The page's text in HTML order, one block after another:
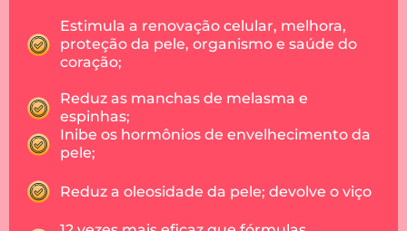
Estimula a renovação celular, melhora,
proteção da pele, organismo e saúde do
coração;
Reduz as manchas de melasma e
espinhas;
Inibe os hormônios de envelhecimento da
pele;
Reduz a oleosidade da pele; devolve o viço